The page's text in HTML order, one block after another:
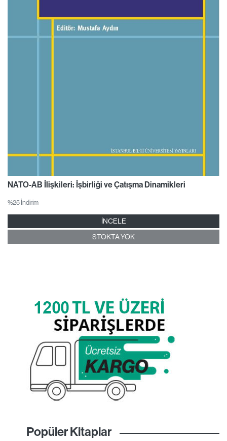
NATO-AB İlişkileri: İşbirliği ve Çatışma Dinamikleri
%25 İndirim
İNCELE
STOKTA YOK
Popüler Kitaplar